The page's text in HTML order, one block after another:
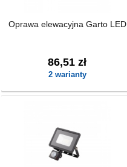
Oprawa elewacyjna Garto LED
86,51 zł
2 warianty